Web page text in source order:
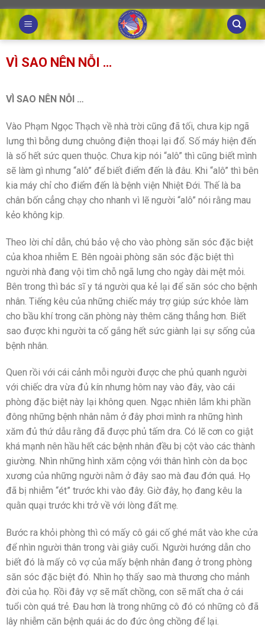
Skip
to
content
VÌ SAO NÊN NỖI …
VÌ SAO NÊN NỖI …
Vào Phạm Ngọc Thạch về nhà trời cũng đã tối, chưa kịp ngã
lưng thì bỗng dưng chuông điện thoại lại đổ. Số máy hiện đến
là số hết sức quen thuộc. Chưa kịp nói “alô” thì cũng biết mình
sẽ làm gì nhưng “alô” để biết điểm đến là đâu. Khi “alô” thì bên
kia máy chỉ cho điểm đến là bệnh viện Nhiệt Đới. Thế là ba
chân bốn cẳng chạy cho nhanh vì lẽ người “alô” nói rằng mau
kẻo không kịp.
Theo lời chỉ dẫn, chú bảo vệ cho vào phòng săn sóc đặc biệt
của khoa nhiễm E. Bên ngoài phòng săn sóc đặc biệt thì
người nhà đang vội tìm chỗ ngã lưng cho ngày dài mệt mỏi.
Bên trong thì bác sĩ y tá người qua kẻ lại để săn sóc cho bệnh
nhân. Tiếng kêu của những chiếc máy trợ giúp sức khỏe làm
cho bầu khí trong căn phòng này thêm căng thẳng hơn. Biết
sao được khi người ta cố gắng hết sức giành lại sự sống của
bệnh nhân.
Quen rồi với cái cảnh mỗi người được che phủ quanh người
với chiếc dra vừa đủ kín nhưng hôm nay vào đây, vào cái
phòng đặc biệt này lại không quen. Ngạc nhiên lắm khi phần
đông những bệnh nhân nằm ở đây phơi mình ra những hình
xăm đủ thứ dẫu rằng đã được phủ tấm dra. Có lẽ cơn co giật
khá mạnh nên hầu hết các bệnh nhân đều bị cột vào các thành
giường. Nhìn những hình xăm cộng với thân hình còn da bọc
xương của những người nằm ở đây sao mà đau đớn quá. Họ
đã bị nhiễm “ét” trước khi vào đây. Giờ đây, họ đang kêu la
quằn quại trước khi trở về với lòng đất mẹ.
Bước ra khỏi phòng thì có mấy cô gái cố ghé mắt vào khe cửa
để nhìn người thân trong vài giây cuối. Người hướng dẫn cho
biết đó là mấy cô vợ của mấy bệnh nhân đang ở trong phòng
săn sóc đặc biệt đó. Nhìn họ thấy sao mà thương cho mảnh
đời của họ. Rồi đây vợ sẽ mất chồng, con sẽ mất cha ở cái
tuổi còn quá trẻ. Đau hơn là trong những cô đó có những cô đã
lây nhiễm căn bệnh quái ác do đức ông chồng để lại.